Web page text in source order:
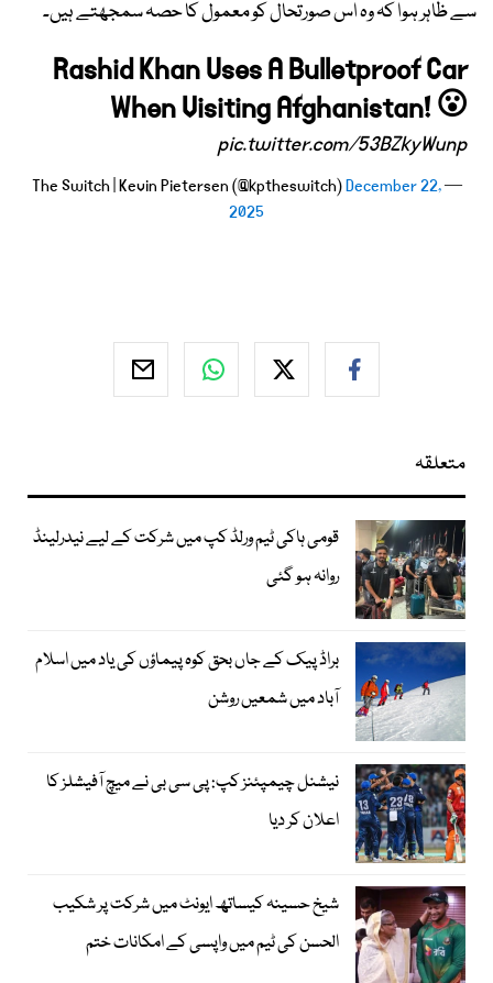
سے ظاہر ہوا کہ وہ اس صورتحال کو معمول کا حصہ سمجھتے ہیں۔
Rashid Khan Uses A Bulletproof Car
When Visiting Afghanistan! 😮
pic.twitter.com/53BZkyWunp
— The Switch | Kevin Pietersen (@kptheswitch)
December 22,
2025
متعلقہ
قومی ہاکی ٹیم ورلڈ کپ میں شرکت کے لیے نیدرلینڈ
روانہ ہو گئی
براڈ پیک کے جاں بحق کوہ پیماؤں کی یاد میں اسلام
آباد میں شمعیں روشن
نیشنل چیمپئنز کپ: پی سی بی نے میچ آفیشلز کا
اعلان کر دیا
شیخ حسینہ کیساتھ ایونٹ میں شرکت پر شکیب
الحسن کی ٹیم میں واپسی کے امکانات ختم